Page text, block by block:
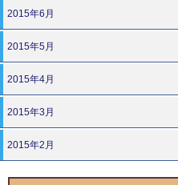
2015年6月
2015年5月
2015年4月
2015年3月
2015年2月